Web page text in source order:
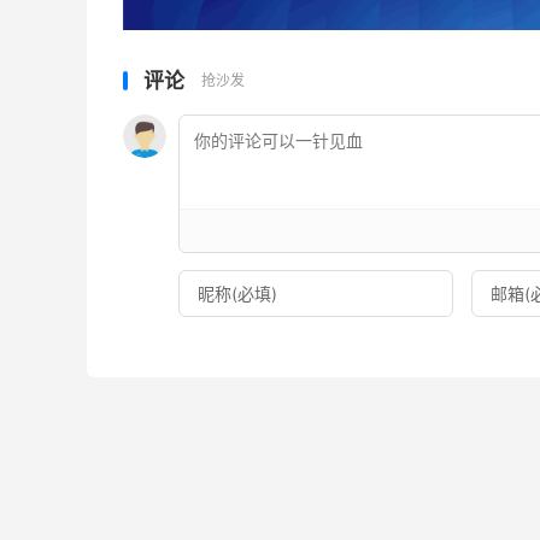
评论 抢沙发